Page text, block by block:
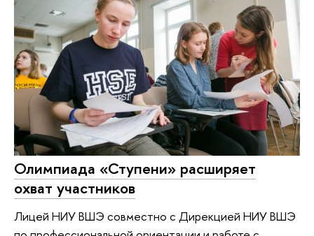
Олимпиада «Ступени» расширяет
охват участников
Лицей НИУ ВШЭ совместно с Дирекцией НИУ ВШЭ